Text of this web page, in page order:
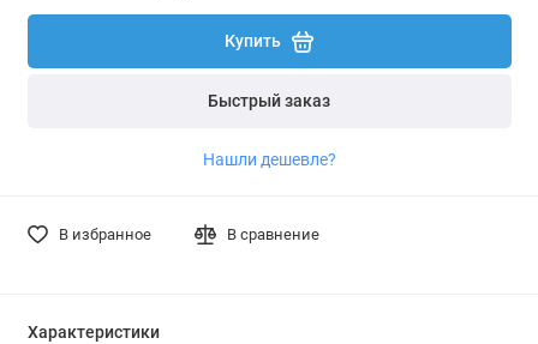
Купить
Быстрый заказ
Нашли дешевле?
В избранное В сравнение
Характеристики